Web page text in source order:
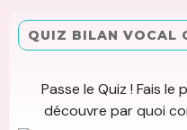
QUIZ BILAN VOCAL
Passe le Quiz ! Fais
découvre par quoi